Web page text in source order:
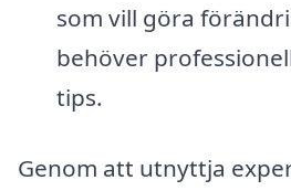
som vill göra
behöver
tips.
Genom att utnyttja